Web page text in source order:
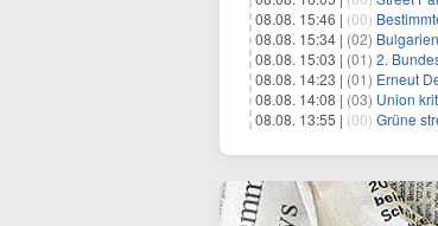
08.08. 15:46 | (00)
08.08. 15:34 | (02)
08.08. 15:03 | (01) 2.
08.08. 14:23 | (01) Erneut
08.08. 14:08 | (03) Union
08.08. 13:55 | (00) Grüne